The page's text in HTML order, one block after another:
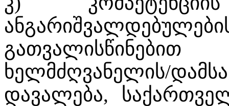
ხელმძღვანელის/
დავალება,